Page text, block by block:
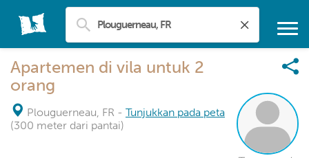
Apartemen di vila untuk 2
orang
Plouguerneau, FR - Tunjukkan pada peta
(300 meter dari pantai)